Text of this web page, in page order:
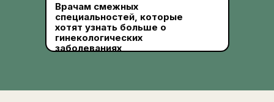
Врачам смежных
специальностей, которые
хотят узнать больше о
гинекологических
заболеваниях